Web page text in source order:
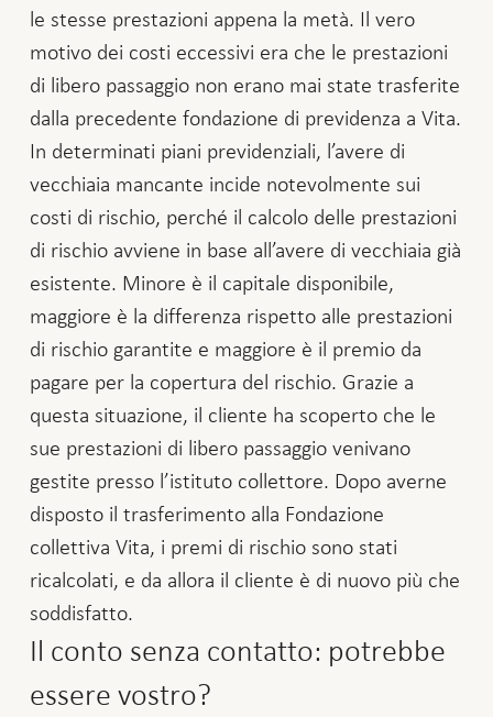
le stesse prestazioni appena la metà. Il vero
motivo dei costi eccessivi era che le prestazioni
di libero passaggio non erano mai state trasferite
dalla precedente fondazione di previdenza a Vita.
In determinati piani previdenziali, l’avere di
vecchiaia mancante incide notevolmente sui
costi di rischio, perché il calcolo delle prestazioni
di rischio avviene in base all’avere di vecchiaia già
esistente. Minore è il capitale disponibile,
maggiore è la differenza rispetto alle prestazioni
di rischio garantite e maggiore è il premio da
pagare per la copertura del rischio. Grazie a
questa situazione, il cliente ha scoperto che le
sue prestazioni di libero passaggio venivano
gestite presso l’istituto collettore. Dopo averne
disposto il trasferimento alla Fondazione
collettiva Vita, i premi di rischio sono stati
ricalcolati, e da allora il cliente è di nuovo più che
soddisfatto.
Il conto senza contatto: potrebbe
essere vostro?